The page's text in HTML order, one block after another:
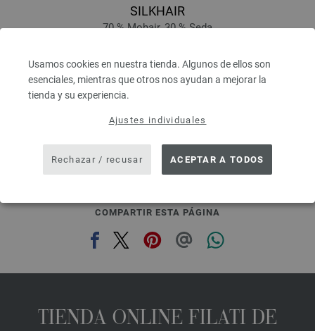
Usamos cookies en nuestra tienda. Algunos de ellos son
esenciales, mientras que otros nos ayudan a mejorar la
tienda y su experiencia.
Ajustes individuales
Rechazar / recusar ACEPTAR A TODOS
SILKHAIR
70 % Mohair, 30 % Seda
Grosor de las agujas: 4,5 - 5
9,77 $
IVA no incluido, más gastos de envío, Precio base:
prev next
COMPARTIR ESTA PÁGINA
TIENDA ONLINE FILATI DE